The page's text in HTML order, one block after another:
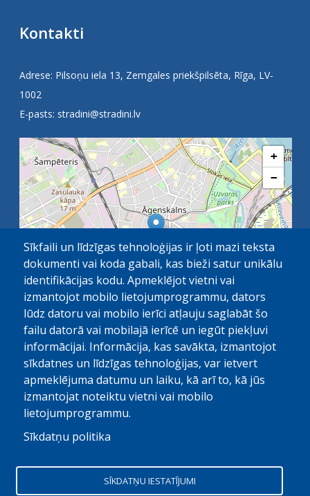
Kontakti
Adrese: Pilsoņu iela 13, Zemgales priekšpilsēta, Rīga, LV-
1002
E-pasts: stradini@stradini.lv
+
−
1 km OpenStreetMap contributors
Visas tiesības aizsargātas. Pārpublicēšanas gadijumā atsauce
Sīkfaili un līdzīgas tehnoloģijas ir ļoti mazi teksta
dokumenti vai koda gabali, kas bieži satur unikālu
identifikācijas kodu. Apmeklējot vietni vai
izmantojot mobilo lietojumprogrammu, dators
lūdz datoru vai mobilo ierīci atļauju saglabāt šo
failu datorā vai mobilajā ierīcē un iegūt piekļuvi
informācijai. Informācija, kas savākta, izmantojot
sīkdatnes un līdzīgas tehnoloģijas, var ietvert
apmeklējuma datumu un laiku, kā arī to, kā jūs
izmantojat noteiktu vietni vai mobilo
lietojumprogrammu.
Sīkdatņu politika
SĪKDATŅU IESTATĪJUMI